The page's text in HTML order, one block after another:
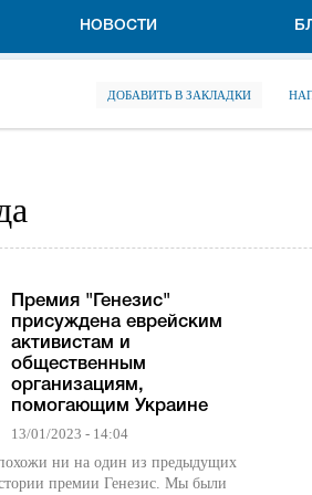
НОВОСТИ
ДОБАВИТЬ В ЗАКЛАДКИ
Премия "Генезис"
присуждена еврейским
активистам и
общественным
организациям,
помогающим Украине
13/01/2023 - 14:04
ни на один из предыдущих
премии Генезис. Мы были